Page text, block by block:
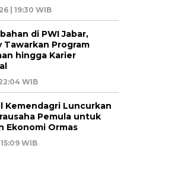
| 19:30 WIB
di PWI Jabar,
Tawarkan Program
hingga Karier
WIB
Kemendagri Luncurkan
Pemula untuk
Ekonomi Ormas
WIB